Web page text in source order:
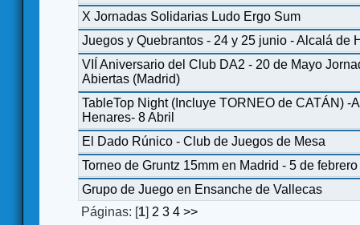
X Jornadas Solidarias Ludo Ergo Sum
Juegos y Quebrantos - 24 y 25 junio - Alcalá de
VIÍ Aniversario del Club DA2 - 20 de Mayo
Abiertas (Madrid)
TableTop Night (Incluye TORNEO de CATÁN) -
Henares- 8 Abril
El Dado Rúnico - Club de Juegos de Mesa
Torneo de Gruntz 15mm en Madrid - 5 de
Grupo de Juego en Ensanche de Vallecas
Páginas: [1] 2 3 4 >>